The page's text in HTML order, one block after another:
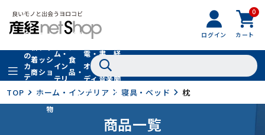
ログイン
0
カート
全
の
カ
テ
リ
着
商
品
フ
ッ
シ
ョ
ン
フ
ァ
シ
ョ
ン
小
物
ム・
イン
テリ
ア
グル
食
品・
ドリ
ンク
家
電・
オー
ディ
オ
書
籍・
音楽
経
聞
社
TOP ホーム・インテリア 寝具・ベッド 枕
商品一覧